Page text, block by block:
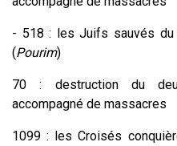
- 518 : les Juifs sauvés du
(Pourim)
70 : destruction du
accompagné de massacres
1099 : les Croisés